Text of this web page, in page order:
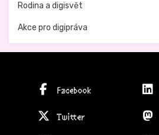
Rodina a digisvět
Akce pro digipráva
Facebook
Twitter